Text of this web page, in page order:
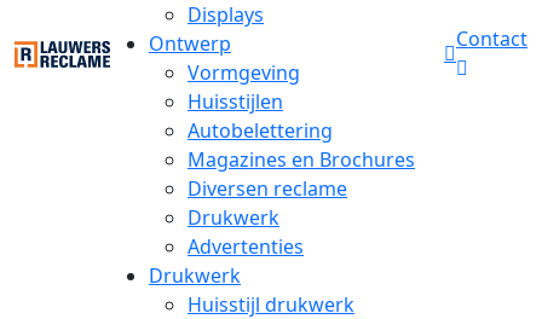
Displays
Ontwerp
Vormgeving
Huisstijlen
Autobelettering
Magazines en Brochures
Diversen reclame
Drukwerk
Advertenties
Drukwerk
Huisstijl drukwerk
Contact